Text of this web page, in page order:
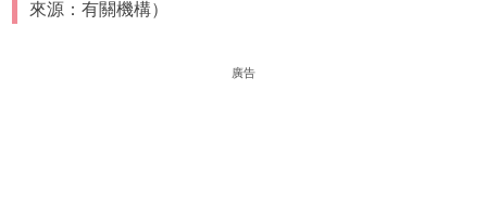
來源：有關機構）
廣告